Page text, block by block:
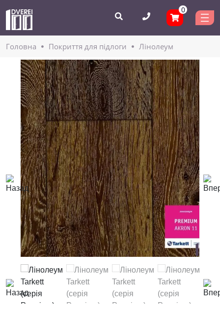
0
Головнa Покриття для підлоги Лінолеум